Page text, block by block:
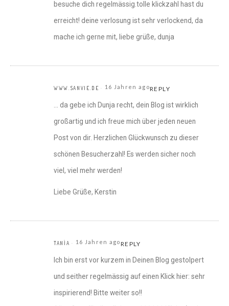
besuche dich regelmässig.tolle klickzahl hast du
erreicht! deine verlosung ist sehr verlockend, da
mache ich gerne mit, liebe grüße, dunja
WWW.SANVIE.DE 16 Jahren agoREPLY
… da gebe ich Dunja recht, dein Blog ist wirklich
großartig und ich freue mich über jeden neuen
Post von dir. Herzlichen Glückwunsch zu dieser
schönen Besucherzahl! Es werden sicher noch
viel, viel mehr werden!
Liebe Grüße, Kerstin
TANÏA 16 Jahren agoREPLY
Ich bin erst vor kurzem in Deinen Blog gestolpert
und seither regelmässig auf einen Klick hier: sehr
inspirierend! Bitte weiter so!!